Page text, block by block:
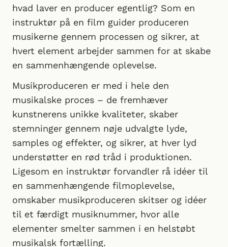
hvad laver en producer egentlig? Som en
instruktør på en film guider produceren
musikerne gennem processen og sikrer, at
hvert element arbejder sammen for at skabe
en sammenhængende oplevelse.
Musikproduceren er med i hele den
musikalske proces – de fremhæver
kunstnerens unikke kvaliteter, skaber
stemninger gennem nøje udvalgte lyde,
samples og effekter, og sikrer, at hver lyd
understøtter en rød tråd i produktionen.
Ligesom en instruktør forvandler rå idéer til
en sammenhængende filmoplevelse,
omskaber musikproduceren skitser og idéer
til et færdigt musiknummer, hvor alle
elementer smelter sammen i en helstøbt
musikalsk fortælling.